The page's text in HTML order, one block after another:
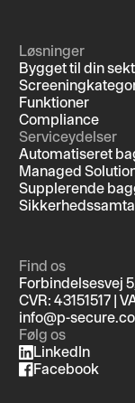
Løsninger
Bygget til din
Funktioner
Compliance
Serviceydelser
Automatiseret
Managed
Supplerende
Find os
Forbindelsesvej
CVR: 43151517 |
info@p-
Følg os
LinkedIn
Facebook